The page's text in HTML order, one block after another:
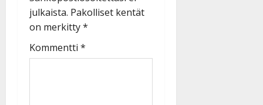
julkaista. Pakolliset kentät
on merkitty*
Kommentti *